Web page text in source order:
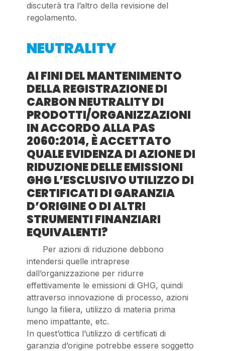
discuterà tra l’altro della revisione del
regolamento.
NEUTRALITY
AI FINI DEL MANTENIMENTO
DELLA REGISTRAZIONE DI
CARBON NEUTRALITY DI
PRODOTTI/ORGANIZZAZIONI
IN ACCORDO ALLA PAS
2060:2014, È ACCETTATO
QUALE EVIDENZA DI AZIONE DI
RIDUZIONE DELLE EMISSIONI
GHG L’ESCLUSIVO UTILIZZO DI
CERTIFICATI DI GARANZIA
D’ORIGINE O DI ALTRI
STRUMENTI FINANZIARI
EQUIVALENTI?
Per azioni di riduzione debbono
intendersi quelle intraprese
dall’organizzazione per ridurre
effettivamente le emissioni di GHG, quindi
attraverso innovazione di processo, azioni
lungo la filiera, utilizzo di materia prima
meno impattante, etc.
In quest’ottica l’utilizzo di certificati di
garanzia d’origine potrebbe essere soggetto